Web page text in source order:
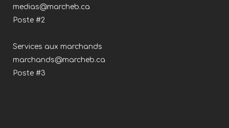
medias@marcheb.ca
Poste #2
Services aux marchands
marchands@marcheb.ca
Poste #3